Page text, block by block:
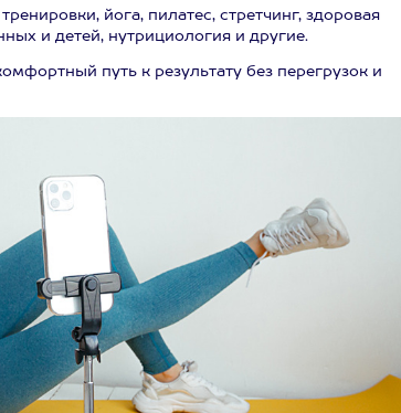
йога, пилатес, стретчинг, здоровая
и детей, нутрициология и другие.
путь к результату без перегрузок и